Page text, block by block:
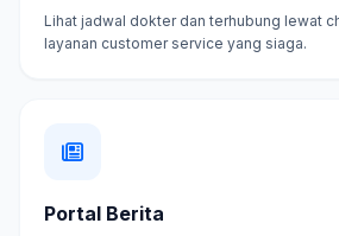
Lihat jadwal dokter dan terhubung lewat
layanan customer service yang siaga.
Portal Berita